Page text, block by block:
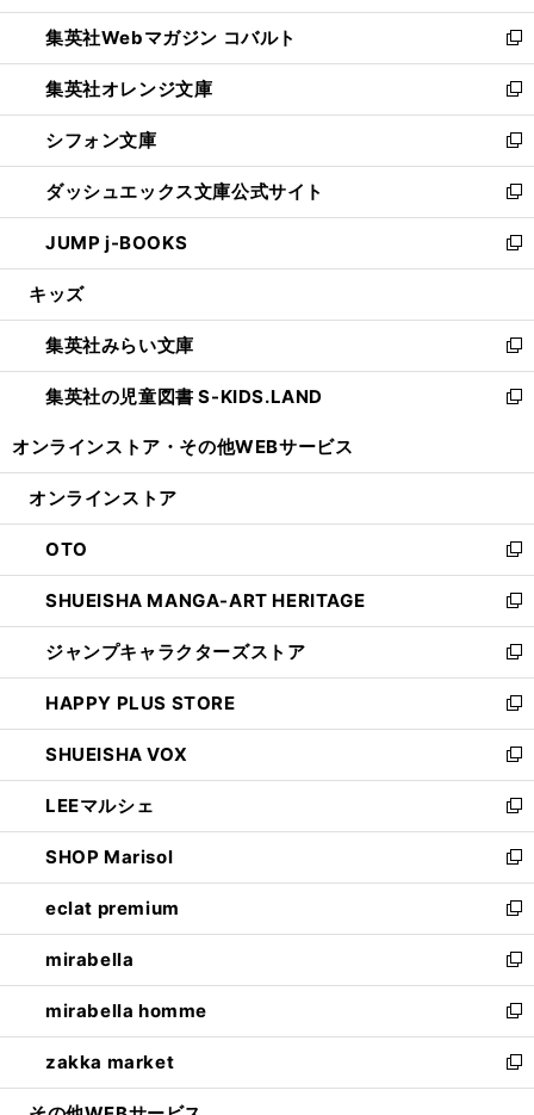
開
く
ウ
で
開
く
ン
ド
ウ
で
開
く
ウ
ィ
ン
ド
ウ
で
開
く
集英社Webマガジン コバルト
新
し
い
ウ
ィ
ン
ド
ウ
で
開
集英社オレンジ文庫
新
し
い
ウ
ィ
ン
ド
ウ
開
く
シフォン文庫
新
し
い
ウ
ィ
ン
ウ
で
開
く
ダッシュエックス文庫公式サイト
新
し
い
ウ
ン
ド
ウ
で
JUMP j-BOOKS
新
し
ウ
ィ
ン
ド
開
キッズ
集英社みらい文庫
新
し
い
ン
ウ
で
開
く
集英社の児童図書 S-KIDS.LAND
新
ウ
ン
ド
ウ
で
開
く
オンラインストア・ その他WEBサービス
オンラインストア
OTO
新
し
い
ウ
ィ
ン
ド
ウ
で
開
く
SHUEISHA MANGA-ART HERITAGE
新
し
い
ウ
ィ
ン
ド
ウ
で
開
く
ジャンプキャラクターズストア
新
し
い
ウ
ィ
ン
ド
ウ
で
開
く
HAPPY PLUS STORE
新
し
い
ウ
ィ
ン
ド
ウ
で
開
く
SHUEISHA VOX
新
し
い
ウ
ィ
ン
ド
ウ
で
開
く
LEEマルシェ
新
し
い
ウ
ィ
ン
ド
ウ
で
開
く
SHOP Marisol
新
し
い
ウ
ィ
ン
ド
ウ
で
開
eclat premium
新
し
い
ウ
ィ
ン
ド
ウ
mirabella
新
し
い
ウ
ィ
ン
mirabella homme
新
し
い
ウ
zakka market
新
し